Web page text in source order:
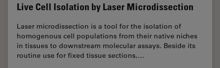
Live Cell Isolation by Laser Microdissection
Laser microdissection is a tool for the isolation of
homogenous cell populations from their native niches
in tissues to downstream molecular assays. Beside its
routine use for fixed tissue sections,…